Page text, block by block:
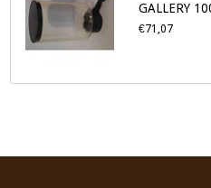
GALLERY
€71,07